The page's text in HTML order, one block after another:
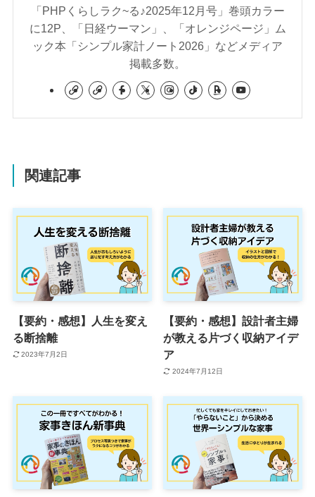
「PHPくらしラク~る♪2025年12月号」巻頭カラー
に12P、「日経ウーマン」、「オレンジページ」ム
ック本「シンプル家計ノート2026」などメディア
掲載多数。
関連記事
【要約・感想】人生を変え
る断捨離
2023年7月2日
【要約・感想】設計者主婦
が教える片づく収納アイデ
ア
2024年7月12日